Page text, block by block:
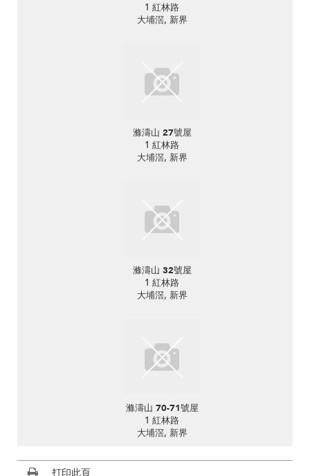
1 紅林路
大埔滘, 新界
滌濤山 27號屋
1 紅林路
大埔滘, 新界
滌濤山 32號屋
1 紅林路
大埔滘, 新界
滌濤山 70-71號屋
1 紅林路
大埔滘, 新界
打印此頁